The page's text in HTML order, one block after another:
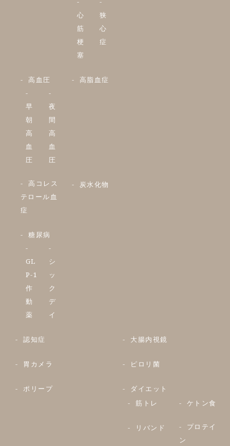
心
筋
梗
塞
狭
心
症
高血圧
早
朝
高
血
圧
夜
間
高
血
圧
高脂血症
高コレス
テロール血
症
炭水化物
糖尿病
GL
P-1
作
動
薬
シ
ッ
ク
デ
イ
認知症 大腸内視鏡
胃カメラ ピロリ菌
ポリープ
ダイエット
筋トレ
ケトン食
リバンド
プロテイ
ン